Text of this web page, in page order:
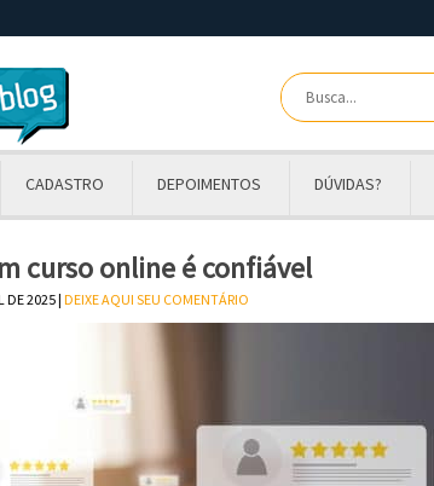
CADASTRO DEPOIMENTOS DÚVIDAS?
curso online é confiável
DE 2025 |DEIXE AQUI SEU COMENTÁRIO